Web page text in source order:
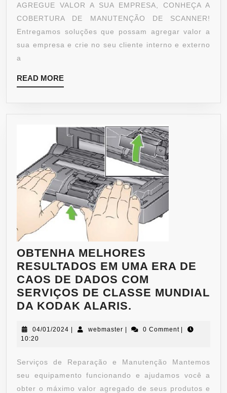
AGREGUE VALOR A SUA EMPRESA, CONHEÇA A
COBERTURA DE MANUTENÇÃO DE SCANNER!
Entregamos soluções que possam agregar valor a
sua empresa e crie no seu cliente interno e externo
a
READ MORE
OBTENHA MELHORES
RESULTADOS EM UMA ERA DE
CAOS DE DADOS COM
SERVIÇOS DE CLASSE MUNDIAL
DA KODAK ALARIS.
04/01/2024 | webmaster | 0 Comment |
10:20
Serviços de Reparação e Manutenção Mantemos
seu equipamento funcionando e ajudamos você a
obter o máximo valor agregado de seus produtos e